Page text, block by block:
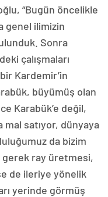
“Bugün öncelikle
genel ilimizin
Sonra
çalışmaları
Kardemir’in
büyümüş olan
Karabük’e değil,
mal satıyor, dünyaya
da bizim
gerek ray üretmesi,
de ileriye yönelik
yerinde görmüş